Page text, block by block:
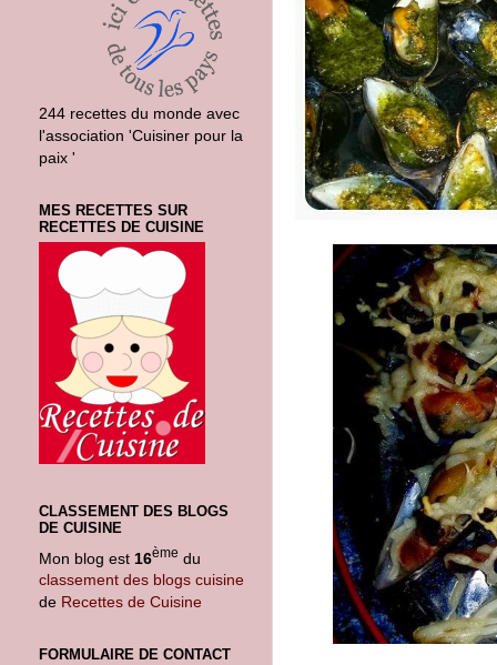
244 recettes du monde avec
l'association 'Cuisiner pour la
paix '
MES RECETTES SUR
RECETTES DE CUISINE
CLASSEMENT DES BLOGS
DE CUISINE
Mon blog est 16ème du
classement des blogs cuisine
de Recettes de Cuisine
FORMULAIRE DE CONTACT